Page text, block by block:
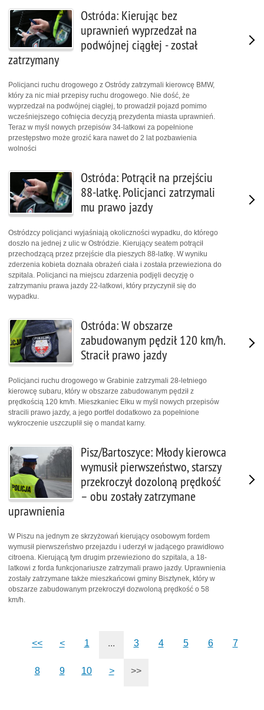
Ostróda: Kierując bez
uprawnień wyprzedzał na
podwójnej ciągłej - został
zatrzymany
Policjanci ruchu drogowego z Ostródy zatrzymali kierowcę BMW,
który za nic miał przepisy ruchu drogowego. Nie dość, że
wyprzedzał na podwójnej ciągłej, to prowadził pojazd pomimo
wcześniejszego cofnięcia decyzją prezydenta miasta uprawnień.
Teraz w myśl nowych przepisów 34-latkowi za popełnione
przestępstwo może grozić kara nawet do 2 lat pozbawienia
wolności
Ostróda: Potrącił na przejściu
88-latkę. Policjanci zatrzymali
mu prawo jazdy
Ostródzcy policjanci wyjaśniają okoliczności wypadku, do którego
doszło na jednej z ulic w Ostródzie. Kierujący seatem potrącił
przechodzącą przez przejście dla pieszych 88-latkę. W wyniku
zderzenia kobieta doznała obrażeń ciała i została przewieziona do
szpitala. Policjanci na miejscu zdarzenia podjęli decyzję o
zatrzymaniu prawa jazdy 22-latkowi, który przyczynił się do
wypadku.
Ostróda: W obszarze
zabudowanym pędził 120 km/h.
Stracił prawo jazdy
Policjanci ruchu drogowego w Grabinie zatrzymali 28-letniego
kierowcę subaru, który w obszarze zabudowanym pędził z
prędkością 120 km/h. Mieszkaniec Ełku w myśl nowych przepisów
stracili prawo jazdy, a jego portfel dodatkowo za popełnione
wykroczenie uszczuplił się o mandat karny.
Pisz/Bartoszyce: Młody kierowca
wymusił pierwszeństwo, starszy
przekroczył dozoloną prędkość
– obu zostały zatrzymane
uprawnienia
W Piszu na jednym ze skrzyżowań kierujący osobowym fordem
wymusił pierwszeństwo przejazdu i uderzył w jadącego prawidłowo
citroena. Kierującą tym drugim przewieziono do szpitala, a 18-
latkowi z forda funkcjonariusze zatrzymali prawo jazdy. Uprawnienia
zostały zatrzymane także mieszkańcowi gminy Bisztynek, który w
obszarze zabudowanym przekroczył dozwoloną prędkość o 58
km/h.
<< < 1 ... 3 4 5 6 7
8 9 10 > >>